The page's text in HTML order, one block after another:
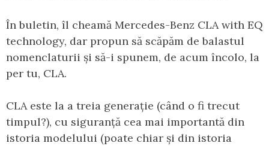
În buletin, îl cheamă Mercedes-Benz CLA with EQ
technology, dar propun să scăpăm de balastul
nomenclaturii și să-i spunem, de acum încolo, la
per tu, CLA.
CLA este la a treia generație (când o fi trecut
timpul?), cu siguranță cea mai importantă din
istoria modelului (poate chiar și din istoria